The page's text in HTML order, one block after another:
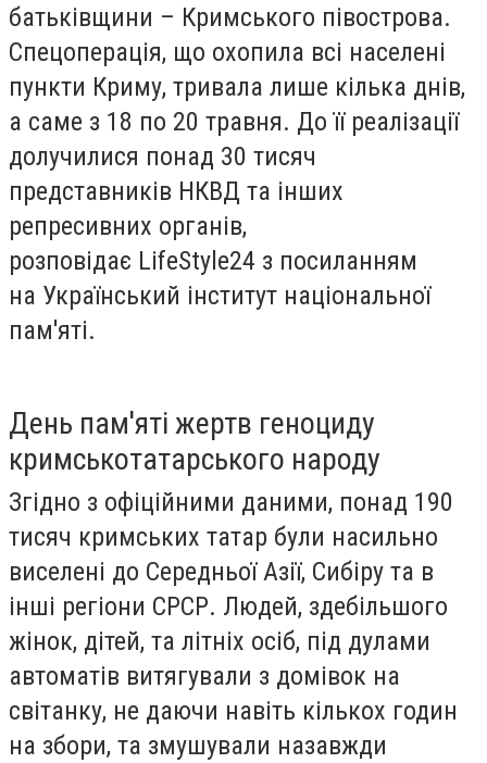
батьківщини – Кримського півострова.
Спецоперація, що охопила всі населені
пункти Криму, тривала лише кілька днів,
а саме з 18 по 20 травня. До її реалізації
долучилися понад 30 тисяч
представників НКВД та інших
репресивних органів,
розповідає LifeStyle24 з посиланням
на Український інститут національної
пам'яті.
День пам'яті жертв геноциду
кримськотатарського народу
Згідно з офіційними даними, понад 190
тисяч кримських татар були насильно
виселені до Середньої Азії, Сибіру та в
інші регіони СРСР. Людей, здебільшого
жінок, дітей, та літніх осіб, під дулами
автоматів витягували з домівок на
світанку, не даючи навіть кількох годин
на збори, та змушували назавжди